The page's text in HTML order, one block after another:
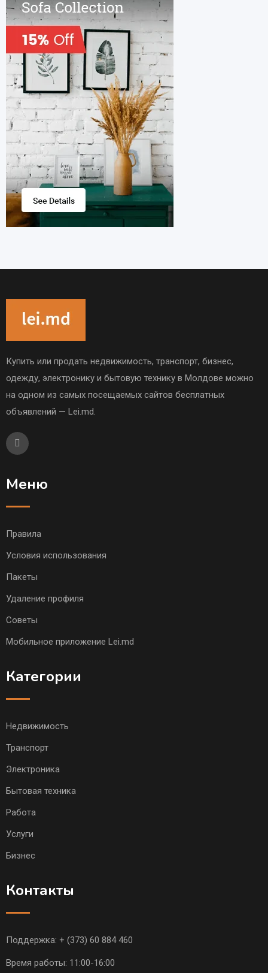
Купить или продать недвижимость, транспорт, бизнес,
одежду, электронику и бытовую технику в Молдове можно
на одном из самых посещаемых сайтов бесплатных
объявлений — Lei.md.
Меню
Правила
Условия использования
Пакеты
Удаление профиля
Советы
Мобильное приложение Lei.md
Категории
Недвижимость
Транспорт
Электроника
Бытовая техника
Работа
Услуги
Бизнес
Контакты
Поддержка: + (373) 60 884 460
Время работы: 11:00-16:00